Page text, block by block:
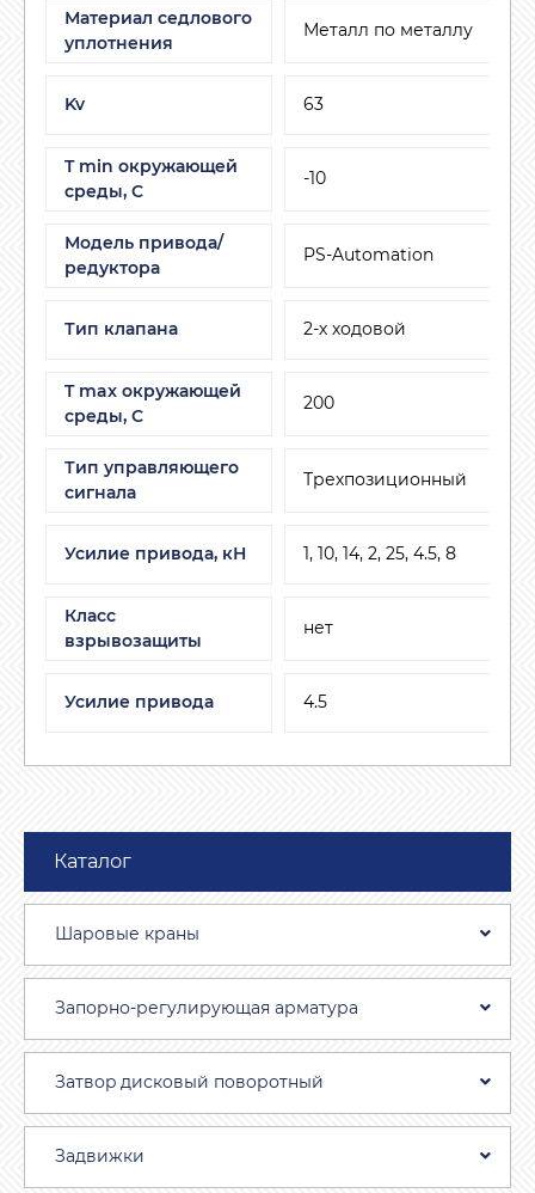
Материал седлового
уплотнения
Металл по металлу
Kv 63
T min окружающей
среды, C
-10
Модель привода/
редуктора
PS-Automation
Тип клапана 2-х ходовой
T max окружающей
среды, С
200
Тип управляющего
сигнала
Трехпозиционный
Усилие привода, кН 1, 10, 14, 2, 25, 4.5, 8
Класс
взрывозащиты
нет
Усилие привода 4.5
Каталог
Шаровые краны
Запорно-регулирующая арматура
Затвоp дискoвый пoвoротный
Задвижки